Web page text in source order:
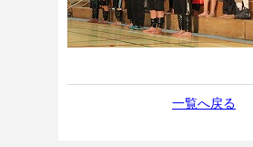
一覧へ戻る